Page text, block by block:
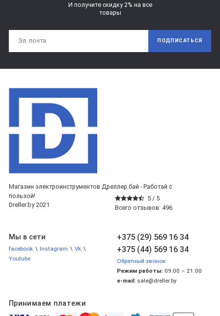
И получите скидку 2% на все
товары
ПОДПИСАТЬСЯ
Магазин электроинструментов Дреллер.бай - Работай с
пользой!
5 / 5
Всего отзывов: 496
Dreller.by 2021
+375 (29) 569 16 34
+375 (44) 569 16 34
Обратный звонок
Режим работы: 09:00 – 21:00
e-mail: sale@dreller.by
Мы в сети
facebook \ Instagram \ Vk \
Youtube
Принимаем платежи